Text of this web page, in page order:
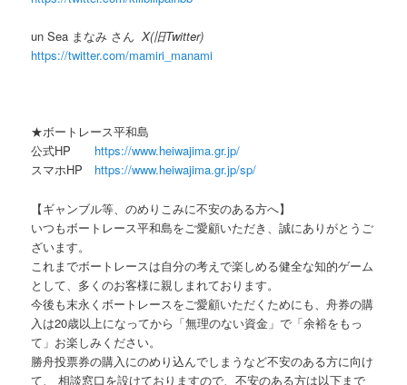
un Sea まなみ さん X(旧Twitter)
https://twitter.com/mamiri_manami
★ボートレース平和島
公式HP https://www.heiwajima.gr.jp/
スマホHP https://www.heiwajima.gr.jp/sp/
【ギャンブル等、のめりこみに不安のある方へ】
いつもボートレース平和島をご愛顧いただき、誠にありがとうご
ざいます。
これまでボートレースは自分の考えで楽しめる健全な知的ゲーム
として、多くのお客様に親しまれております。
今後も末永くボートレースをご愛顧いただくためにも、舟券の購
入は20歳以上になってから「無理のない資金」で「余裕をもっ
て」お楽しみください。
勝舟投票券の購入にのめり込んでしまうなど不安のある方に向け
て、 相談窓口を設けておりますので、不安のある方は以下まで